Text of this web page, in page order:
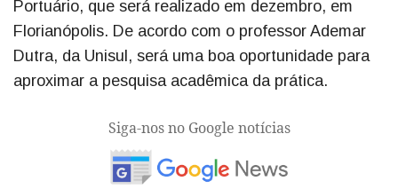
Portuário, que será realizado em dezembro, em
Florianópolis. De acordo com o professor Ademar
Dutra, da Unisul, será uma boa oportunidade para
aproximar a pesquisa acadêmica da prática.
Siga-nos no Google notícias